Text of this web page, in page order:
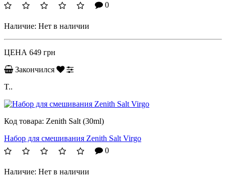
0
Наличие: Нет в наличии
ЦЕНА 649 грн
Закончился
T..
Код товара: Zenith Salt (30ml)
Набор для смешивания Zenith Salt Virgo
0
Наличие: Нет в наличии